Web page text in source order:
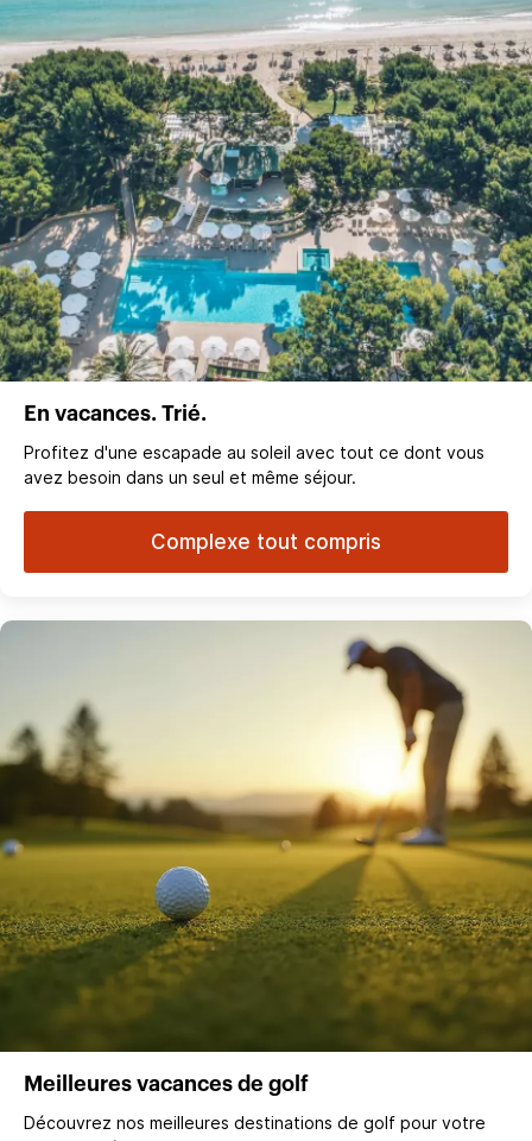
En vacances. Trié.
Profitez d'une escapade au soleil avec tout ce dont vous
avez besoin dans un seul et même séjour.
Complexe tout compris
Meilleures vacances de golf
Découvrez nos meilleures destinations de golf pour votre